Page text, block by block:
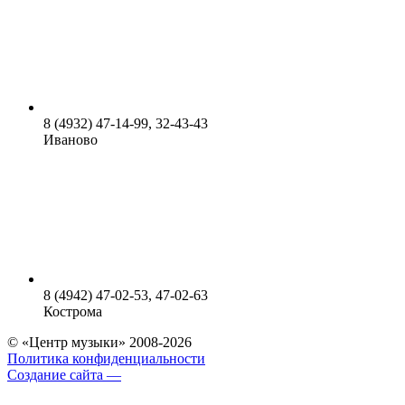
8 (4932) 47-14-99, 32-43-43
Иваново
8 (4942) 47-02-53, 47-02-63
Кострома
© «Центр музыки» 2008-2026
Политика конфиденциальности
Создание сайта —